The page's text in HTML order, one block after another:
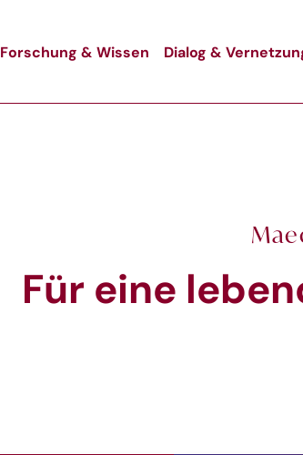
Forschung & Wissen Dialog &
Für eine